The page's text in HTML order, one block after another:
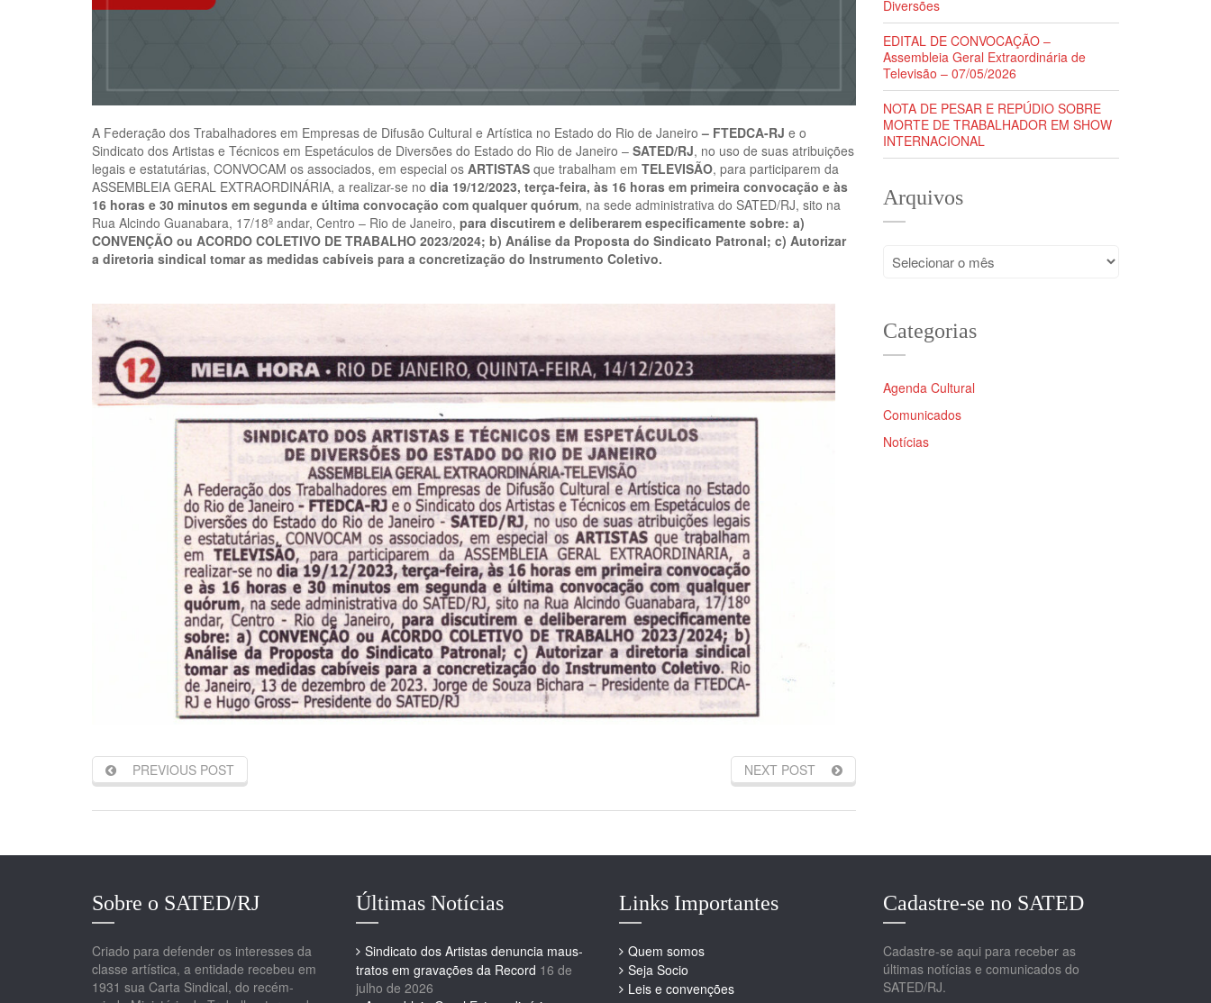
A Federação dos Trabalhadores em Empresas de Difusão Cultural e Artística no Estado do Rio de Janeiro – FTEDCA-RJ e o
Sindicato dos Artistas e Técnicos em Espetáculos de Diversões do Estado do Rio de Janeiro – SATED/RJ, no uso de suas atribuições
legais e estatutárias, CONVOCAM os associados, em especial os ARTISTAS que trabalham em TELEVISÃO, para participarem da
ASSEMBLEIA GERAL EXTRAORDINÁRIA, a realizar-se no dia 19/12/2023, terça-feira, às 16 horas em primeira convocação e às
16 horas e 30 minutos em segunda e última convocação com qualquer quórum, na sede administrativa do SATED/RJ, sito na
Rua Alcindo Guanabara, 17/18º andar, Centro – Rio de Janeiro, para discutirem e deliberarem especificamente sobre: a)
CONVENÇÃO ou ACORDO COLETIVO DE TRABALHO 2023/2024; b) Análise da Proposta do Sindicato Patronal; c) Autorizar
a diretoria sindical tomar as medidas cabíveis para a concretização do Instrumento Coletivo.
PREVIOUS POST NEXT POST
Diversões
EDITAL DE CONVOCAÇÃO –
Assembleia Geral Extraordinária de
Televisão – 07/05/2026
NOTA DE PESAR E REPÚDIO SOBRE
MORTE DE TRABALHADOR EM SHOW
INTERNACIONAL
Arquivos
Arquivos
Categorias
Agenda Cultural
Comunicados
Notícias
Sobre o SATED/RJ
Criado para defender os interesses da
classe artística, a entidade recebeu em
1931 sua Carta Sindical, do recém-
Últimas Notícias
Sindicato dos Artistas denuncia maus-
tratos em gravações da Record 16 de
julho de 2026
Links Importantes
Quem somos
Seja Socio
Leis e convenções
Cadastre-se no SATED
Cadastre-se aqui para receber as
últimas notícias e comunicados do
SATED/RJ.